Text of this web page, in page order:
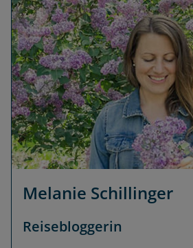
Melanie Schillinger
Reisebloggerin